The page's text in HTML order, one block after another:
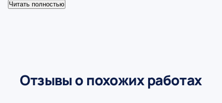
Читать полностью
Отзывы о похожих работах